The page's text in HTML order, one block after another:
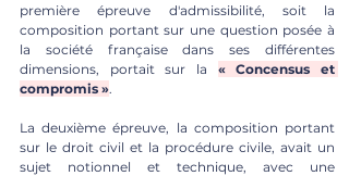
première épreuve d'admissibilité, soit la
composition portant sur une question posée à
la société française dans ses différentes
dimensions, portait sur la « Concensus et
compromis ».
La deuxième épreuve, la composition portant
sur le droit civil et la procédure civile, avait un
sujet notionnel et technique, avec une